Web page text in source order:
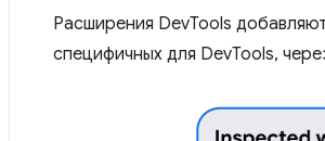
Расширения DevTools
специфичных для DevTools,